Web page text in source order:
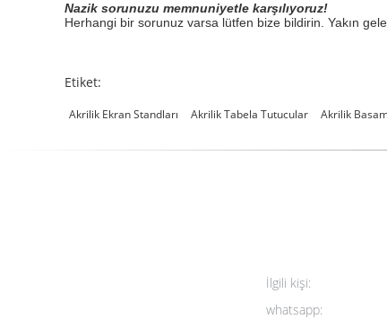
Nazik sorunuzu memnuniyetle karşılıyoruz!
Herhangi bir sorunuz varsa lütfen bize bildirin. Yakın
Etiket:
Akrilik Ekran Standları Akrilik Tabela Tutucular Akrilik
İlgili kişi:
whatsapp: